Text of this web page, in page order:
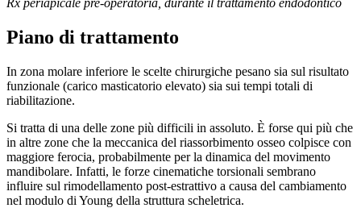
Contenuto clinico riservato
Iscriviti alla newsletter per visualizzare le immagini
cliniche.
Iscriviti
Ho letto l' informativa privacy
e acconsento al trattamento
dei dati per ricevere la newsletter.
Piano di trattamento
In zona molare inferiore le scelte chirurgiche pesano sia sul risultato
funzionale (carico masticatorio elevato) sia sui tempi totali di
riabilitazione.
Si tratta di una delle zone più difficili in assoluto. È forse qui più che
in altre zone che la meccanica del riassorbimento osseo colpisce con
maggiore ferocia, probabilmente per la dinamica del movimento
mandibolare. Infatti, le forze cinematiche torsionali sembrano
influire sul rimodellamento post-estrattivo a causa del cambiamento
nel modulo di Young della struttura scheletrica.